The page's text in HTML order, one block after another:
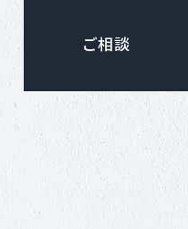
ご相談